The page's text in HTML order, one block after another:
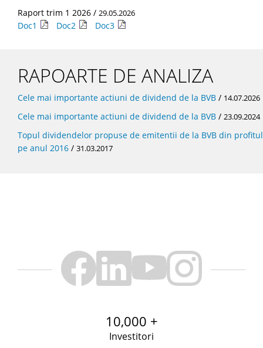
Raport trim 1 2026 / 29.05.2026
Doc1 Doc2 Doc3
RAPOARTE DE ANALIZA
Cele mai importante actiuni de dividend de la BVB / 14.07.2026
Cele mai importante actiuni de dividend de la BVB / 23.09.2024
Topul dividendelor propuse de emitentii de la BVB din profitul
pe anul 2016 / 31.03.2017
10,000 +
Investitori